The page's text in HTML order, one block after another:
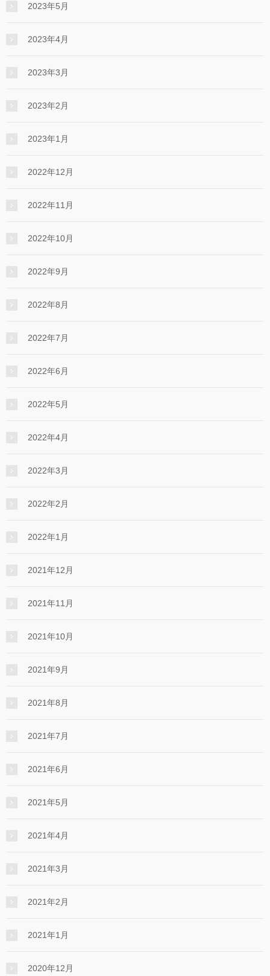
2023年5月
2023年4月
2023年3月
2023年2月
2023年1月
2022年12月
2022年11月
2022年10月
2022年9月
2022年8月
2022年7月
2022年6月
2022年5月
2022年4月
2022年3月
2022年2月
2022年1月
2021年12月
2021年11月
2021年10月
2021年9月
2021年8月
2021年7月
2021年6月
2021年5月
2021年4月
2021年3月
2021年2月
2021年1月
2020年12月